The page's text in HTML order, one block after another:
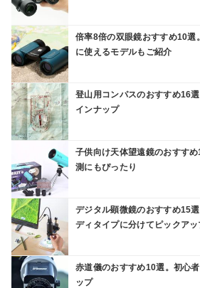
倍率8倍の双眼鏡おすすめ10選
に使えるモデルもご紹介
登山用コンパスのおすすめ16
インナップ
子供向け天体望遠鏡のおすす
測にもぴったり
デジタル顕微鏡のおすすめ15
ディタイプに分けてピックアッ
赤道儀のおすすめ10選。初心
ップ